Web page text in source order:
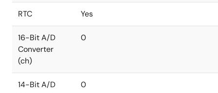
RTC Yes
16-Bit A/D
Converter
(ch)
0
14-Bit A/D
0